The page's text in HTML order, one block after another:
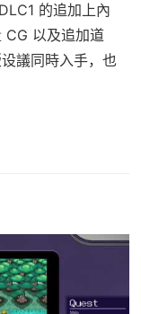
的追加上內
CG 以及追加道
議同時入手，也